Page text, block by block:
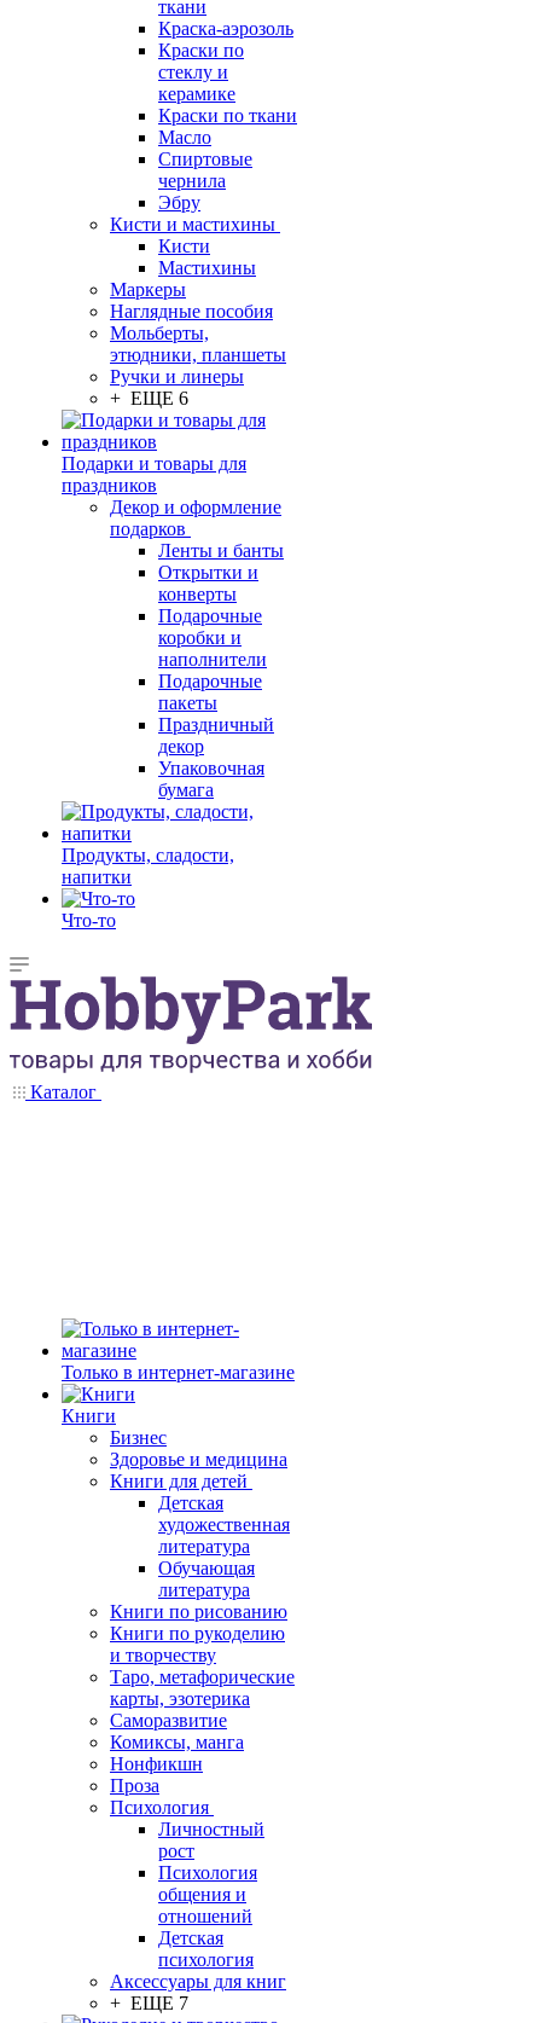
ткани
Краска-аэрозоль
Краски по
стеклу и
керамике
Краски по ткани
Масло
Спиртовые
чернила
Эбру
Кисти и мастихины
Кисти
Мастихины
Маркеры
Наглядные пособия
Мольберты,
этюдники, планшеты
Ручки и линеры
+ ЕЩЕ 6
Подарки и товары для
праздников
Декор и оформление
подарков
Ленты и банты
Открытки и
конверты
Подарочные
коробки и
наполнители
Подарочные
пакеты
Праздничный
декор
Упаковочная
бумага
Продукты, сладости,
напитки
Что-то
Каталог
Только в интернет-магазине
Книги
Бизнес
Здоровье и медицина
Книги для детей
Детская
художественная
литература
Обучающая
литература
Книги по рисованию
Книги по рукоделию
и творчеству
Таро, метафорические
карты, эзотерика
Саморазвитие
Комиксы, манга
Нонфикшн
Проза
Психология
Личностный
рост
Психология
общения и
отношений
Детская
психология
Аксессуары для книг
+ ЕЩЕ 7